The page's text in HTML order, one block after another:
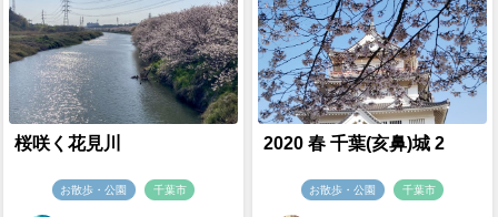
桜咲く花見川
お散歩・公園 千葉市
2020 春 千葉(亥鼻)城 2
お散歩・公園 千葉市